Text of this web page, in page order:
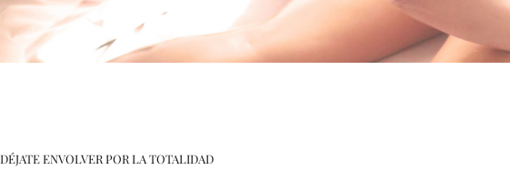
DÉJATE ENVOLVER POR LA TOTALIDAD